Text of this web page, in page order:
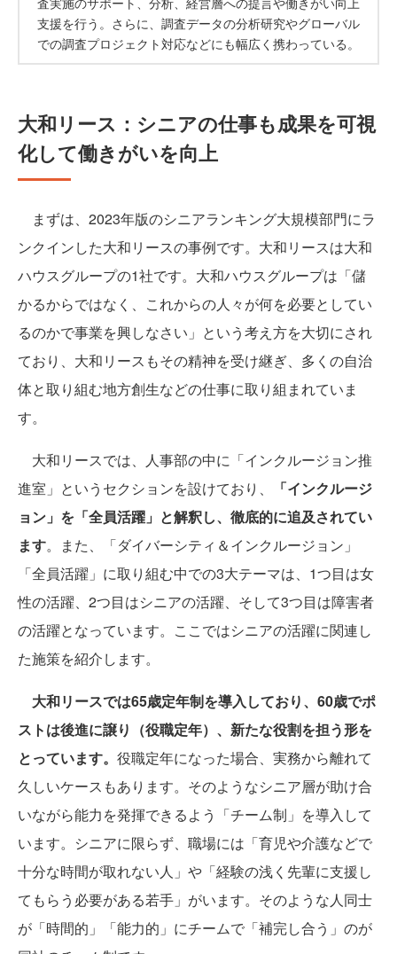
支援を行う。さらに、調査データの分析研究やグローバル
での調査プロジェクト対応などにも幅広く携わっている。
大和リース：シニアの仕事も成果を可視
化して働きがいを向上
まずは、2023年版のシニアランキング大規模部門にラ
ンクインした大和リースの事例です。大和リースは大和
ハウスグループの1社です。大和ハウスグループは「儲
かるからではなく、これからの人々が何を必要としてい
るのかで事業を興しなさい」という考え方を大切にされ
ており、大和リースもその精神を受け継ぎ、多くの自治
体と取り組む地方創生などの仕事に取り組まれていま
す。
大和リースでは、人事部の中に「インクルージョン推
進室」というセクションを設けており、
「インクルージ
ョン」を「全員活躍」と解釈し、徹底的に追及されてい
ます。また、「ダイバーシティ＆インクルージョン」
「全員活躍」に取り組む中での3大テーマは、1つ目は女
性の活躍、2つ目はシニアの活躍、そして3つ目は障害者
の活躍となっています。ここではシニアの活躍に関連し
た施策を紹介します。
大和リースでは65歳定年制を導入しており、60歳でポ
ストは後進に譲り（役職定年）、新たな役割を担う形を
とっています。 役職定年になった場合、実務から離れて
久しいケースもあります。そのようなシニア層が助け合
いながら能力を発揮できるよう「チーム制」を導入して
います。シニアに限らず、職場には「育児や介護などで
十分な時間が取れない人」や「経験の浅く先輩に支援し
てもらう必要がある若手」がいます。そのような人同士
が「時間的」「能力的」にチームで「補完し合う」のが